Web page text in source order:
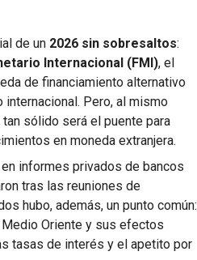
de un 2026 sin sobresaltos:
Internacional (FMI), el
de financiamiento alternativo
Pero, al mismo
sólido será el puente para
en moneda extranjera.
informes privados de bancos
tras las reuniones de
hubo, además, un punto común:
Oriente y sus efectos
tasas de interés y el apetito por